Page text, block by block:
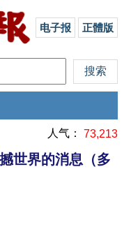
电子报 正體版
人气： 73,213
世界的消息（多